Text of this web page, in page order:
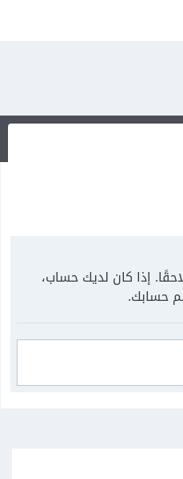
إذا كان لديك حساب،
حسابك.